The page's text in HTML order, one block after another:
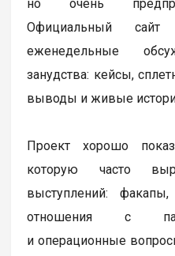
но очень
Официальный
еженедельные
занудства: кейсы,
выводы и живые
Проект хорошо
которую часто
выступлений:
отношения с
и операционные